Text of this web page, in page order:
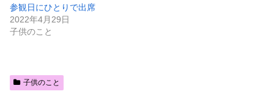
参観日にひとりで出席
2022年4月29日
子供のこと
子供のこと